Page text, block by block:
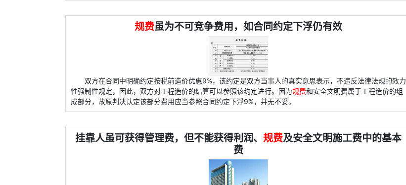
规费虽为不可竞争费用，如合同约定下浮仍有效
双方在合同中明确约定按税前造价优惠9%，该约定是双方当事人的真实意思表示，不违反法律法规的效力
性强制性规定，因此，双方对工程造价的结算可以参照该约定进行。因为规费和安全文明费属于工程造价的组
成部分，故原判决认定该部分费用应当参照合同约定下浮9%，并无不妥。
挂靠人虽可获得管理费，但不能获得利润、 规费及安全文明施工费中的基本
费